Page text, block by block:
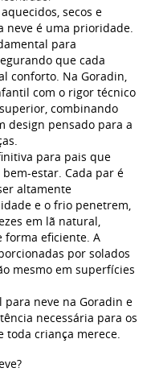
secos e
neve é uma prioridade.
para
que cada
conforto. Na Goradin,
com o rigor técnico
combinando
design pensado para a
para pais que
estar. Cada par é
altamente
e o frio penetrem,
em lã natural,
forma eficiente. A
por solados
mesmo em superfícies
neve na Goradin e
necessária para os
toda criança merece.